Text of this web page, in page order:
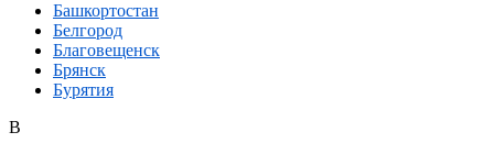
Башкортостан
Белгород
Благовещенск
Брянск
Бурятия
В